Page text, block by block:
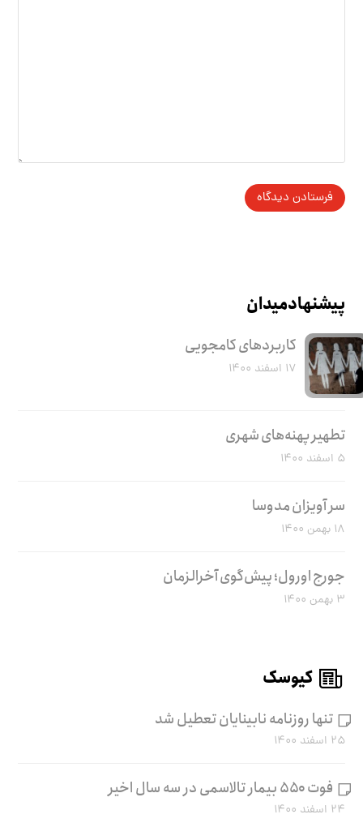
پیشنهاد میدان
کاربرد‌های کامجویی
۱۷ اسفند ۱۴۰۰
تطهیر پهنه‌های شهری
۵ اسفند ۱۴۰۰
سر آویزان مدوسا
۱۸ بهمن ۱۴۰۰
جورج اورول؛ پیش‌گوی آخرالزمان
۳ بهمن ۱۴۰۰
کیوسک
تنها روزنامه نابینایان تعطیل شد
۲۵ اسفند ۱۴۰۰
فوت ۵۵۰ بیمار تالاسمی در سه سال اخیر
۲۴ اسفند ۱۴۰۰